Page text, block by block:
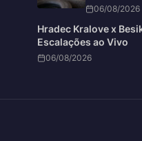
06/08/2026
Hradec Kralove x
Escalações ao Vivo
06/08/2026